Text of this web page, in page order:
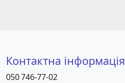
Контактна інформація
050 746-77-02